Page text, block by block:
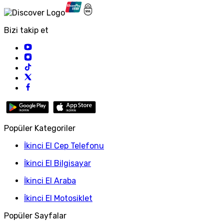
Bizi takip et
Popüler Kategoriler
İkinci El Cep Telefonu
İkinci El Bilgisayar
İkinci El Araba
İkinci El Motosiklet
Popüler Sayfalar